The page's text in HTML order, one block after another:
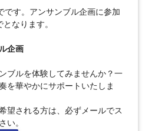
です。アンサンブル企画に参加
なります。
企画
ブルを体験してみませんか？一
を華やかにサポートいたしま
望される方は、必ずメールでス
い。